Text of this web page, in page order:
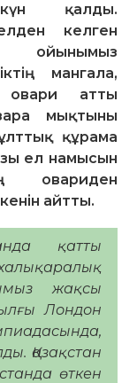
қалды.
келген
мангала,
овари атты
мықтыны
құрама
ел намысын
овариден
айтты.
қатты
жақсы
Лондон
Қазақстан
өткен